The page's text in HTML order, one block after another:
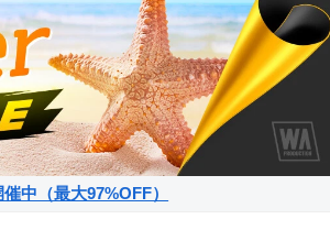
中（最大97%OFF）